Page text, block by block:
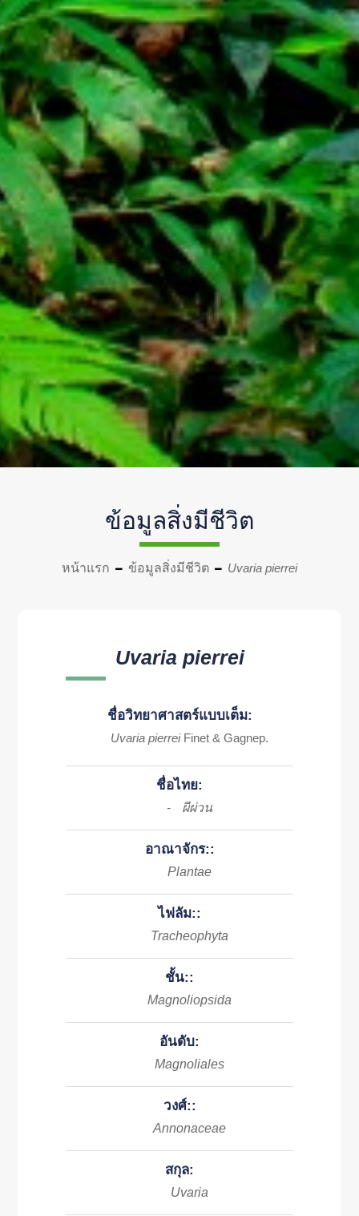
ข้อมูลสิ่งมีชีวิต
หน้าแรก ข้อมูลสิ่งมีชีวิต Uvaria pierrei
Uvaria pierrei
ชื่อวิทยาศาสตร์แบบเต็ม:
Uvaria pierrei Finet & Gagnep.
ชื่อไทย:
- ผีผ่วน
อาณาจักร::
Plantae
ไฟลัม::
Tracheophyta
ชั้น::
Magnoliopsida
อันดับ:
Magnoliales
วงศ์::
Annonaceae
สกุล:
Uvaria